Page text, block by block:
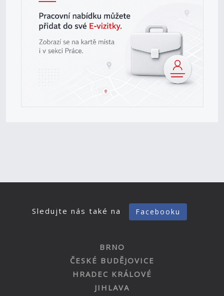
Sledujte nás také na Facebooku
BRNO
ČESKÉ BUDĚJOVICE
HRADEC KRÁLOVÉ
JIHLAVA